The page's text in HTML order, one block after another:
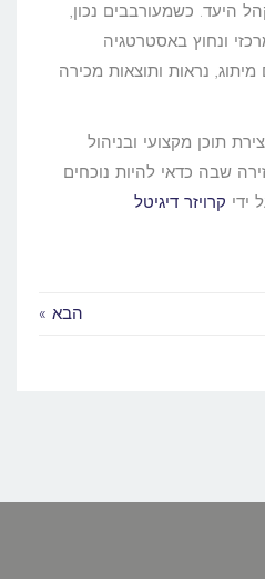
היעד. כשמעורבבים נכון,
ונחוץ באסטרטגיה
נראות ותוצאות מכירה
תוכן מקצועי ובניהול
שבה כדאי להיות נוכחים
ידי קרויזר דיגיטל
הבא »